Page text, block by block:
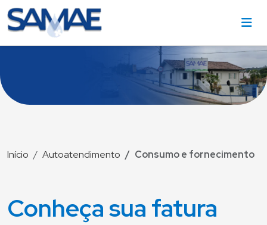
Início Autoatendimento Consumo e fornecimento
Conheça sua fatura